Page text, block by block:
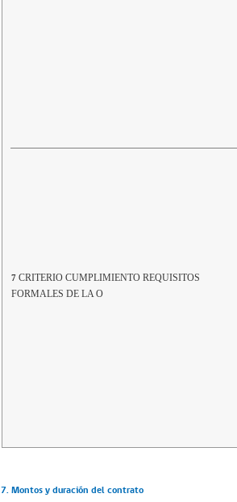
7 CRITERIO CUMPLIMIENTO REQUISITOS
FORMALES DE LA O
7. Montos y duración del contrato